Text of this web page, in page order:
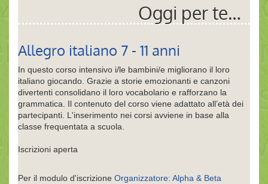
Oggi per te…
Allegro italiano 7 - 11 anni
In questo corso intensivo i/le bambini/e migliorano il loro
italiano giocando. Grazie a storie emozionanti e canzoni
divertenti consolidano il loro vocabolario e rafforzano la
grammatica. Il contenuto del corso viene adattato all’età dei
partecipanti. L'inserimento nei corsi avviene in base alla
classe frequentata a scuola.
Iscrizioni aperta
Per il modulo d'iscrizione Organizzatore: Alpha & Beta